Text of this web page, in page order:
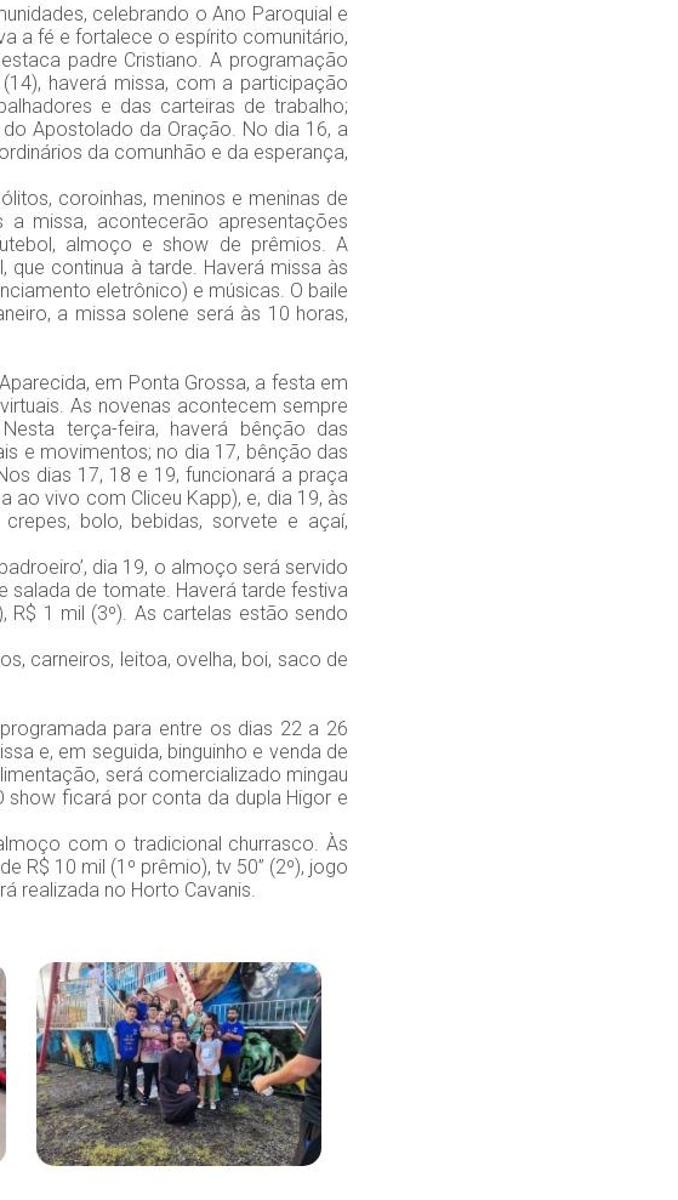
celebrando o Ano Paroquial e
a fé e fortalece o espírito comunitário,
padre Cristiano. A programação
haverá missa, com a participação
e das carteiras de trabalho;
Apostolado da Oração. No dia 16, a
da comunhão e da esperança,
coroinhas, meninos e meninas de
missa, acontecerão apresentações
almoço e show de prêmios. A
continua à tarde. Haverá missa às
eletrônico) e músicas. O baile
a missa solene será às 10 horas,
em Ponta Grossa, a festa em
As novenas acontecem sempre
terça-feira, haverá bênção das
e movimentos; no dia 17, bênção das
dias 17, 18 e 19, funcionará a praça
ao vivo com Cliceu Kapp), e, dia 19, às
bolo, bebidas, sorvete e açaí,
dia 19, o almoço será servido
salada de tomate. Haverá tarde festiva
R$ 1 mil (3º). As cartelas estão sendo
carneiros, leitoa, ovelha, boi, saco de
para entre os dias 22 a 26
e, em seguida, binguinho e venda de
será comercializado mingau
show ficará por conta da dupla Higor e
com o tradicional churrasco. Às
R$ 10 mil (1º prêmio), tv 50” (2º), jogo
realizada no Horto Cavanis.